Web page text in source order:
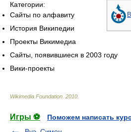
Категории:
Сайты по алфавиту
История Википедии
Проекты Викимедиа
Сайты, появившиеся в 2003 году
Вики-проекты
Wikimedia Foundation 2010
Игры ⚽
Поможем написать